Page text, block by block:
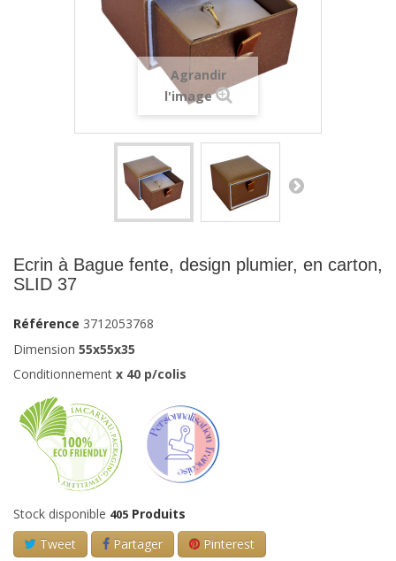
Agrandir
l'image
Ecrin à Bague fente, design plumier, en carton,
SLID 37
Référence 3712053768
Dimension 55x55x35
Conditionnement x 40 p/colis
Stock disponible 405 Produits
Tweet
Partager Pinterest